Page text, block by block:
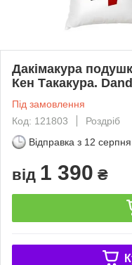
Дакімакура
Кен Такакура.
Під замовлення
Код: 121803
Роздріб
Відправка з 12
від 1 390 ₴